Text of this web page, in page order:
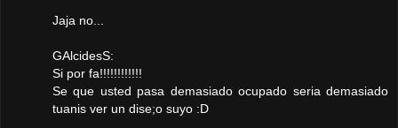
Jaja no...
GAlcidesS:
Si por fa!!!!!!!!!!!!
Se que usted pasa demasiado ocupado seria demasiado
tuanis ver un dise;o suyo :D